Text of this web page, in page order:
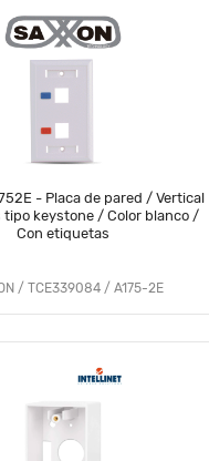
- Placa de pared / Vertical
tipo keystone / Color blanco /
Con etiquetas
/ TCE339084 / A175-2E